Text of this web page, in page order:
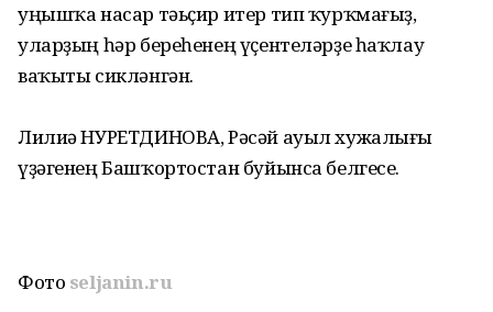
уңышҡа насар тәьҫир итер тип ҡурҡмағыҙ,
уларҙың һәр береһенең үҫентеләрҙе һаҡлау
ваҡыты сикләнгән.
Лилиә НУРЕТДИНОВА, Рәсәй ауыл хужалығы
үҙәгенең Башҡортостан буйынса белгесе.
Фото seljanin.ru